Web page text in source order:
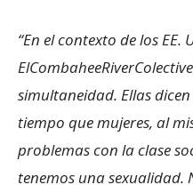
“En el contexto de los EE.
simultaneidad. Ellas
tiempo que mujeres, al
problemas con la clase
tenemos una sexualidad.